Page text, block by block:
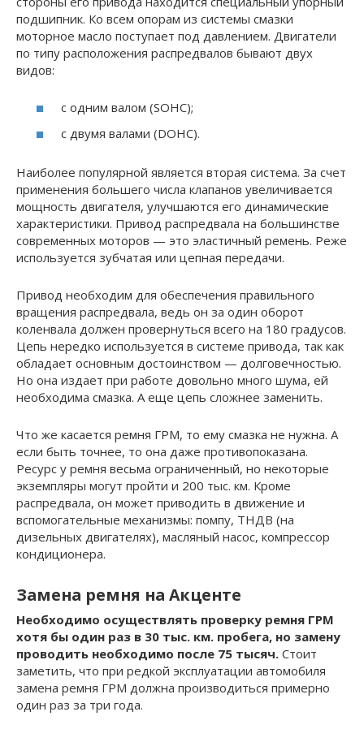
подшипник. Ко всем опорам из системы смазки
моторное масло поступает под давлением. Двигатели
по типу расположения распредвалов бывают двух
видов:
с одним валом (SOHC);
с двумя валами (DOHC).
Наиболее популярной является вторая система. За счет
применения большего числа клапанов увеличивается
мощность двигателя, улучшаются его динамические
характеристики. Привод распредвала на большинстве
современных моторов — это эластичный ремень. Реже
используется зубчатая или цепная передачи.
Привод необходим для обеспечения правильного
вращения распредвала, ведь он за один оборот
коленвала должен провернуться всего на 180 градусов.
Цепь нередко используется в системе привода, так как
обладает основным достоинством — долговечностью.
Но она издает при работе довольно много шума, ей
необходима смазка. А еще цепь сложнее заменить.
Что же касается ремня ГРМ, то ему смазка не нужна. А
если быть точнее, то она даже противопоказана.
Ресурс у ремня весьма ограниченный, но некоторые
экземпляры могут пройти и 200 тыс. км. Кроме
распредвала, он может приводить в движение и
вспомогательные механизмы: помпу, ТНДВ (на
дизельных двигателях), масляный насос, компрессор
кондиционера.
Замена ремня на Акценте
Необходимо осуществлять проверку ремня ГРМ
хотя бы один раз в 30 тыс. км. пробега, но замену
проводить необходимо после 75 тысяч. Стоит
заметить, что при редкой эксплуатации автомобиля
замена ремня ГРМ должна производиться примерно
один раз за три года.